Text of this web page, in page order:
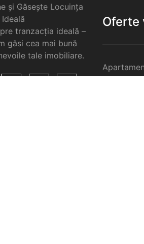
și Găsește Locuința
Ideală
tranzacția ideală –
găsi cea mai bună
tale imobiliare.
Oferte